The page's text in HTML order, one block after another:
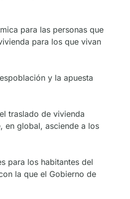
para las personas que
para los que vivan
y la apuesta
traslado de vivienda
en global, asciende a los
para los habitantes del
la que el Gobierno de